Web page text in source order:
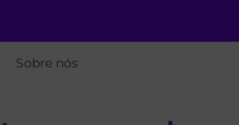
Sobre nós